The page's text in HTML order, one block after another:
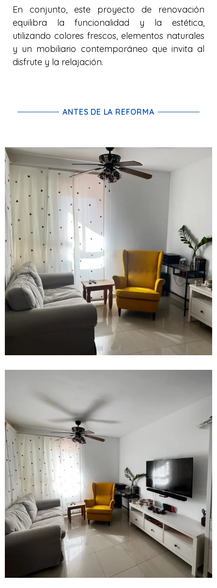
En conjunto, este proyecto de renovación
equilibra la funcionalidad y la estética,
utilizando colores frescos, elementos naturales
y un mobiliario contemporáneo que invita al
disfrute y la relajación.
ANTES DE LA REFORMA